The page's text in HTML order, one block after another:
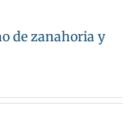
de zanahoria y